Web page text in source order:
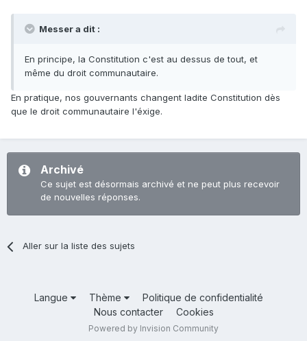
Messer a dit :
En principe, la Constitution c'est au dessus de tout, et
même du droit communautaire.
En pratique, nos gouvernants changent ladite Constitution dès
que le droit communautaire l'éxige.
Archivé
Ce sujet est désormais archivé et ne peut plus recevoir
de nouvelles réponses.
Aller sur la liste des sujets
Langue Thème
Politique de confidentialité
Nous contacter
Cookies
Powered by Invision Community